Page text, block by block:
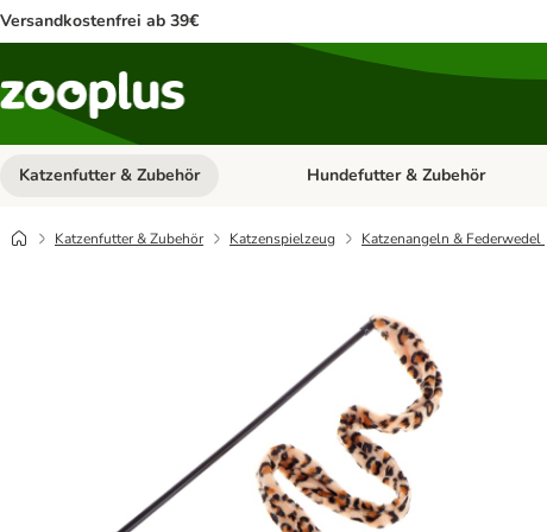
Versandkostenfrei ab 39€
Katzenfutter & Zubehör Kategorie-Menü öffnen:
Hundefutter & Zubehör
Katzenfutter & Zubehör Katzenspielzeug Katzenangeln & Federwedel